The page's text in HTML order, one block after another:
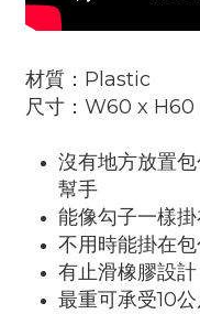
材質：Plastic
尺寸：W60 x
沒有地方放置
幫手
能像勾子一樣
不用時能掛在
有止滑橡膠設
最重可承受10